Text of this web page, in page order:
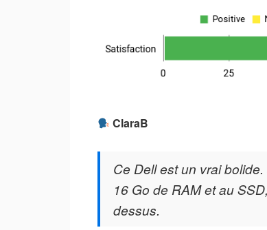
ClaraB
Ce Dell est un vrai
16 Go de RAM et au
dessus.